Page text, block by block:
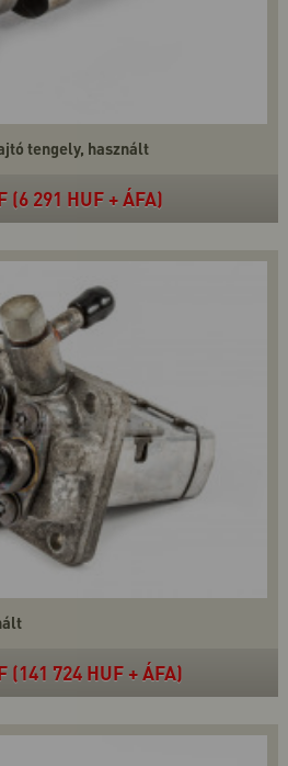
tengely, használt
(6 291 HUF + ÁFA)
(141 724 HUF + ÁFA)